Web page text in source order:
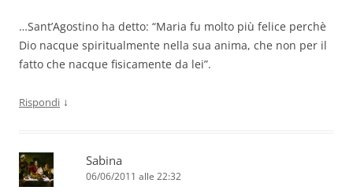
…Sant’Agostino ha detto: “Maria fu molto più felice perchè
Dio nacque spiritualmente nella sua anima, che non per il
fatto che nacque fisicamente da lei”.
Rispondi ↓
Sabina
06/06/2011 alle 22:32